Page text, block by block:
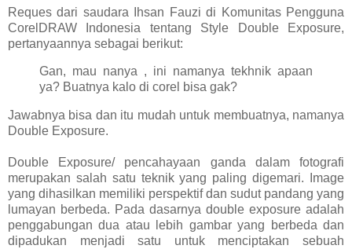
Reques dari saudara Ihsan Fauzi di Komunitas Pengguna
CorelDRAW Indonesia tentang Style Double Exposure,
pertanyaannya sebagai berikut:
Gan, mau nanya , ini namanya tekhnik apaan
ya? Buatnya kalo di corel bisa gak?
Jawabnya bisa dan itu mudah untuk membuatnya, namanya
Double Exposure.
Double Exposure/ pencahayaan ganda dalam fotografi
merupakan salah satu teknik yang paling digemari. Image
yang dihasilkan memiliki perspektif dan sudut pandang yang
lumayan berbeda. Pada dasarnya double exposure adalah
penggabungan dua atau lebih gambar yang berbeda dan
dipadukan menjadi satu untuk menciptakan sebuah